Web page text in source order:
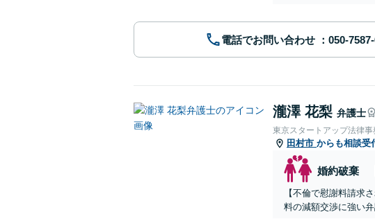
電話でお問い合わせ
瀧澤 花梨 弁護士
東京スタートアップ法律事
田村市 からも相談受
婚約破棄
【不倫で慰謝料請求
料の減額交渉に強い